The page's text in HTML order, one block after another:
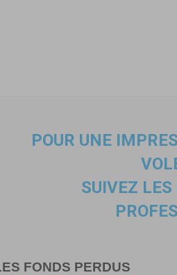
POUR UNE
SUIVEZ LES
FONDS PERDUS